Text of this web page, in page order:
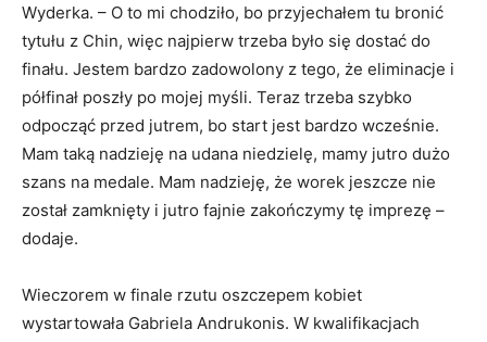
Wyderka. – O to mi chodziło, bo przyjechałem tu bronić
tytułu z Chin, więc najpierw trzeba było się dostać do
finału. Jestem bardzo zadowolony z tego, że eliminacje i
półfinał poszły po mojej myśli. Teraz trzeba szybko
odpocząć przed jutrem, bo start jest bardzo wcześnie.
Mam taką nadzieję na udana niedzielę, mamy jutro dużo
szans na medale. Mam nadzieję, że worek jeszcze nie
został zamknięty i jutro fajnie zakończymy tę imprezę –
dodaje.
Wieczorem w finale rzutu oszczepem kobiet
wystartowała Gabriela Andrukonis. W kwalifikacjach